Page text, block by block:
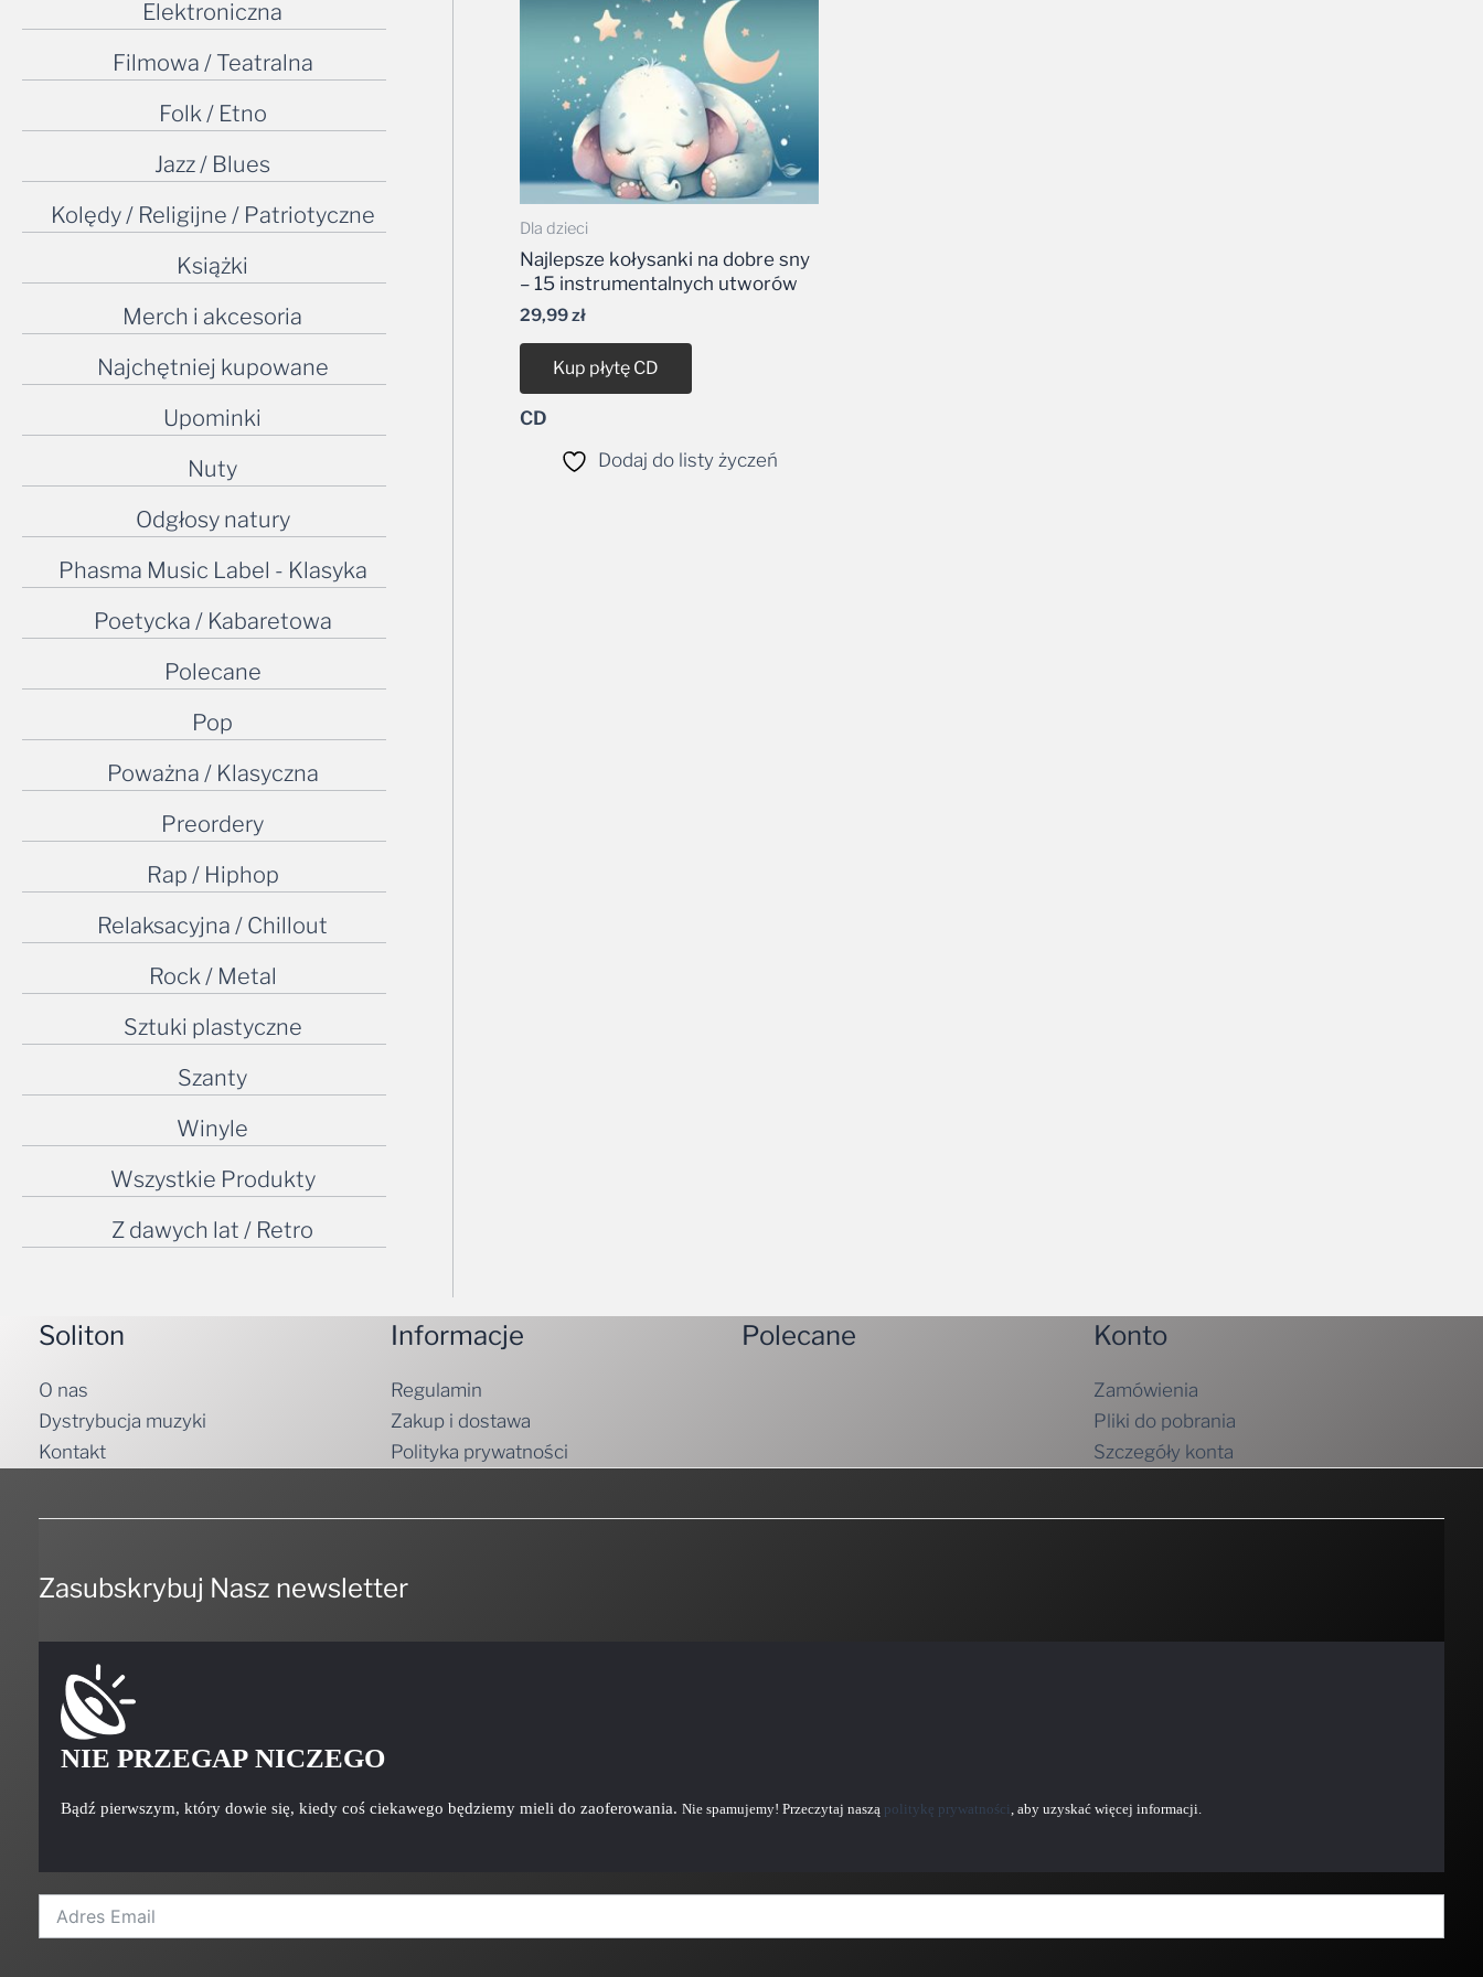
Elektroniczna
Filmowa / Teatralna
Folk / Etno
Jazz / Blues
Kolędy / Religijne / Patriotyczne
Książki
Merch i akcesoria
Najchętniej kupowane
Upominki
Nuty
Odgłosy natury
Phasma Music Label - Klasyka
Poetycka / Kabaretowa
Polecane
Pop
Poważna / Klasyczna
Preordery
Rap / Hiphop
Relaksacyjna / Chillout
Rock / Metal
Sztuki plastyczne
Szanty
Winyle
Wszystkie Produkty
Z dawych lat / Retro
Dla dzieci
Najlepsze kołysanki na dobre sny
– 15 instrumentalnych utworów
29,99zł
Kup płytę CD
CD
Dodaj do listy życzeń
Soliton
O nas
Dystrybucja muzyki
Kontakt
Informacje
Regulamin
Zakup i dostawa
Polityka prywatności
Polecane Konto
Zamówienia
Pliki do pobrania
Szczegóły konta
Zasubskrybuj Nasz newsletter
NIE PRZEGAP NICZEGO
Bądź pierwszym, który dowie się, kiedy coś ciekawego będziemy mieli do zaoferowania. Nie spamujemy! Przeczytaj naszą politykę prywatności, aby uzyskać więcej informacji.